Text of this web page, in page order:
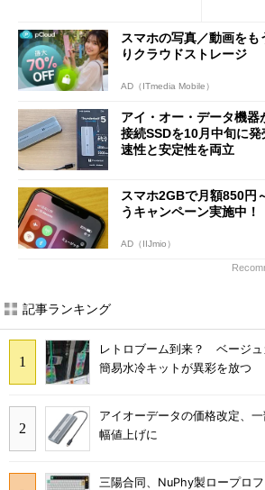
スマホの写真／動画をも
りクラウドストレージ
AD（ITmedia Mobile）
アイ・オー・データ機
接続SSDを10月中旬に
速性と安定性を両立
スマホ2GBで月額850円
うキャンペーン実施中！
AD（IIJmio）
記事ランキング
レトロブーム到来？ ベージュ
簡易水冷キットが異彩を放つ
アイオーデータの価格改定、
幅値上げに
三陽合同、NuPhy製ロープロ